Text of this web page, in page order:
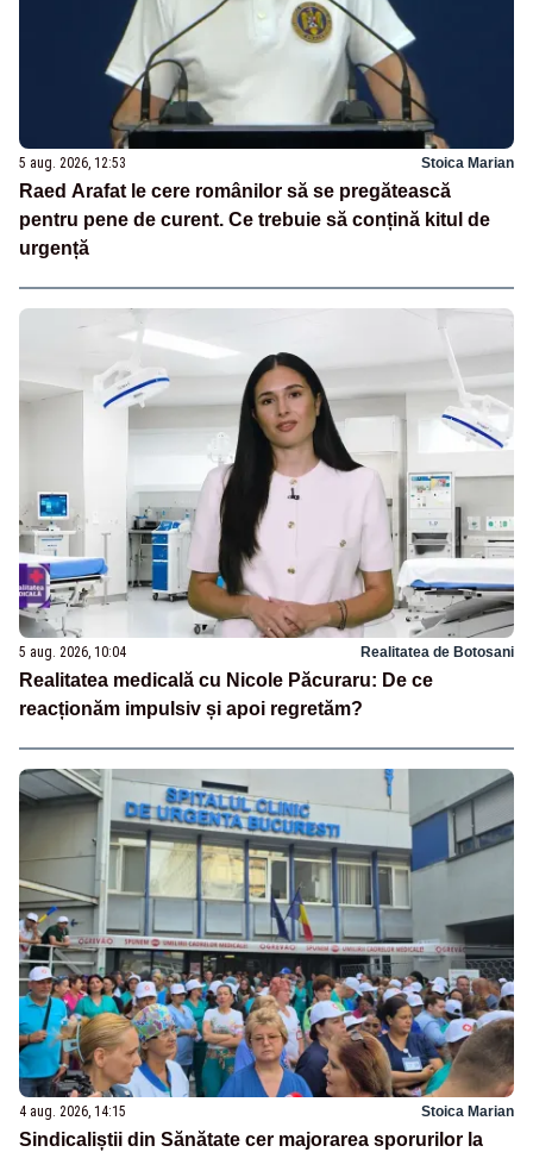
5 aug. 2026, 12:53 Stoica Marian
Raed Arafat le cere românilor să se pregătească
pentru pene de curent. Ce trebuie să conțină kitul de
urgență
5 aug. 2026, 10:04 Realitatea de Botosani
Realitatea medicală cu Nicole Păcuraru: De ce
reacționăm impulsiv și apoi regretăm?
4 aug. 2026, 14:15 Stoica Marian
Sindicaliștii din Sănătate cer majorarea sporurilor la